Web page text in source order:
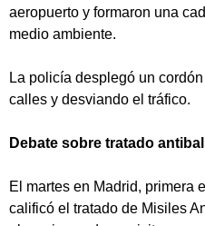
aeropuerto y formaron una
medio ambiente.
La policía desplegó un
calles y desviando el tráfico.
Debate sobre tratado
El martes en Madrid, primera
calificó el tratado de Misiles